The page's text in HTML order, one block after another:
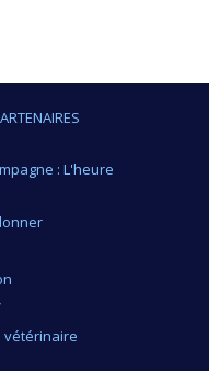
: L'heure
vétérinaire